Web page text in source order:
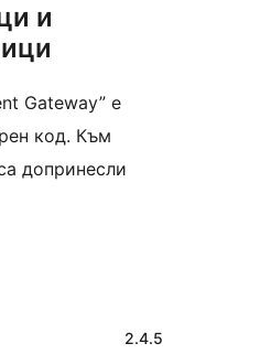
и
Gateway” е
код. Към
допринесли
2.4.5